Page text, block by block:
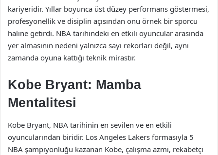
kariyeridir. Yıllar boyunca üst düzey performans göstermesi,
profesyonellik ve disiplin açısından onu örnek bir sporcu
haline getirdi. NBA tarihindeki en etkili oyuncular arasında
yer almasının nedeni yalnızca sayı rekorları değil, aynı
zamanda oyuna kattığı teknik mirastır.
Kobe Bryant: Mamba
Mentalitesi
Kobe Bryant, NBA tarihinin en sevilen ve en etkili
oyuncularından biridir. Los Angeles Lakers formasıyla 5
NBA şampiyonluğu kazanan Kobe, çalışma azmi, rekabetçi